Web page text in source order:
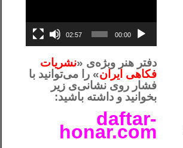
00:00
02:57
دفتر هنر وبژه‌ی «نشریات
فکاهی ایران» را می‌توانید با
فشار روی نشانی‌ی زیر
بخوانید و داشته باشید:
daftar-
honar.com